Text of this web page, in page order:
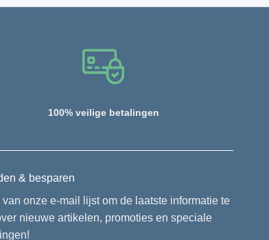
100% veilige betalingen
& besparen
van onze e-mail lijst om de laatste informatie te
nieuwe artikelen, promoties en speciale